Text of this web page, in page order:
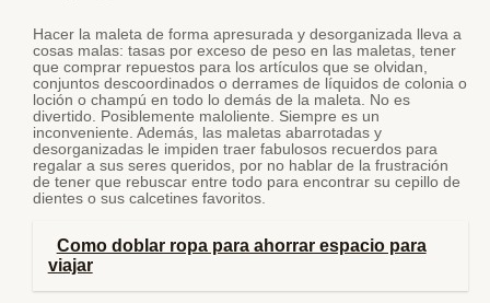
Hacer la maleta de forma apresurada y desorganizada lleva a
cosas malas: tasas por exceso de peso en las maletas, tener
que comprar repuestos para los artículos que se olvidan,
conjuntos descoordinados o derrames de líquidos de colonia o
loción o champú en todo lo demás de la maleta. No es
divertido. Posiblemente maloliente. Siempre es un
inconveniente. Además, las maletas abarrotadas y
desorganizadas le impiden traer fabulosos recuerdos para
regalar a sus seres queridos, por no hablar de la frustración
de tener que rebuscar entre todo para encontrar su cepillo de
dientes o sus calcetines favoritos.
Como doblar ropa para ahorrar espacio para
viajar